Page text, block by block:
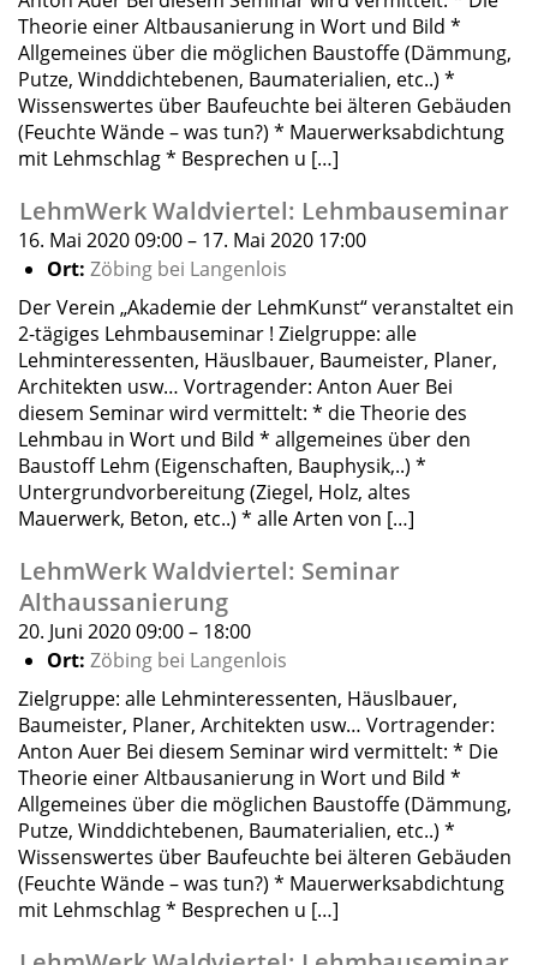
Theorie einer Altbausanierung in Wort und Bild *
Allgemeines über die möglichen Baustoffe (Dämmung,
Putze, Winddichtebenen, Baumaterialien, etc..) *
Wissenswertes über Baufeuchte bei älteren Gebäuden
(Feuchte Wände – was tun?) * Mauerwerksabdichtung
mit Lehmschlag * Besprechen u […]
LehmWerk Waldviertel: Lehmbauseminar
16. Mai 2020 09:00– 17. Mai 2020 17:00
Ort: Zöbing bei Langenlois
Der Verein „Akademie der LehmKunst“ veranstaltet ein
2-tägiges Lehmbauseminar ! Zielgruppe: alle
Lehminteressenten, Häuslbauer, Baumeister, Planer,
Architekten usw… Vortragender: Anton Auer Bei
diesem Seminar wird vermittelt: * die Theorie des
Lehmbau in Wort und Bild * allgemeines über den
Baustoff Lehm (Eigenschaften, Bauphysik,..) *
Untergrundvorbereitung (Ziegel, Holz, altes
Mauerwerk, Beton, etc..) * alle Arten von […]
LehmWerk Waldviertel: Seminar
Althaussanierung
20. Juni 2020 09:00– 18:00
Ort: Zöbing bei Langenlois
Zielgruppe: alle Lehminteressenten, Häuslbauer,
Baumeister, Planer, Architekten usw… Vortragender:
Anton Auer Bei diesem Seminar wird vermittelt: * Die
Theorie einer Altbausanierung in Wort und Bild *
Allgemeines über die möglichen Baustoffe (Dämmung,
Putze, Winddichtebenen, Baumaterialien, etc..) *
Wissenswertes über Baufeuchte bei älteren Gebäuden
(Feuchte Wände – was tun?) * Mauerwerksabdichtung
mit Lehmschlag * Besprechen u […]